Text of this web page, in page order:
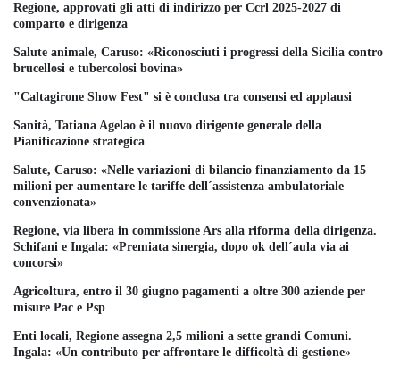
Regione, approvati gli atti di indirizzo per Ccrl 2025-2027 di
comparto e dirigenza
Salute animale, Caruso: «Riconosciuti i progressi della Sicilia contro
brucellosi e tubercolosi bovina»
"Caltagirone Show Fest" si è conclusa tra consensi ed applausi
Sanità, Tatiana Agelao è il nuovo dirigente generale della
Pianificazione strategica
Salute, Caruso: «Nelle variazioni di bilancio finanziamento da 15
milioni per aumentare le tariffe dell´assistenza ambulatoriale
convenzionata»
Regione, via libera in commissione Ars alla riforma della dirigenza.
Schifani e Ingala: «Premiata sinergia, dopo ok dell´aula via ai
concorsi»
Agricoltura, entro il 30 giugno pagamenti a oltre 300 aziende per
misure Pac e Psp
Enti locali, Regione assegna 2,5 milioni a sette grandi Comuni.
Ingala: «Un contributo per affrontare le difficoltà di gestione»